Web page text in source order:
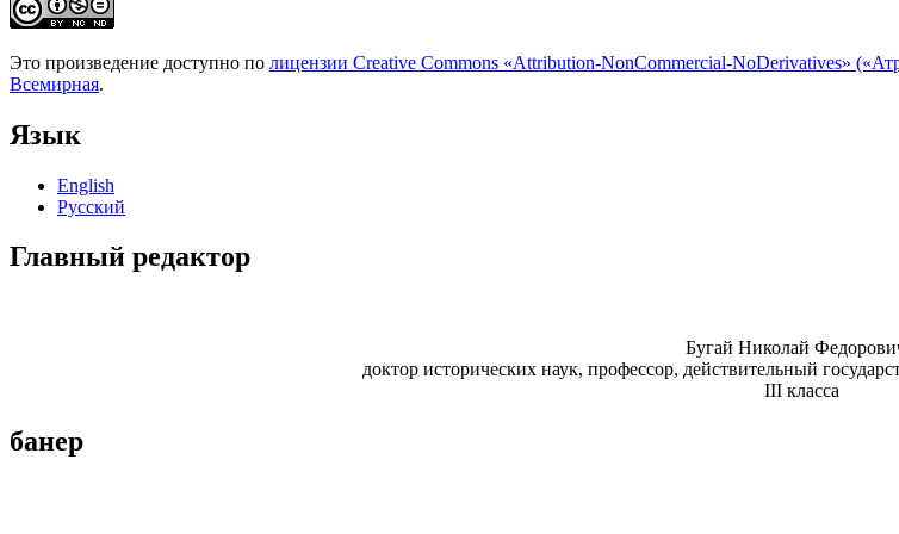
Это произведение доступно по лицензии Creative Commons «Attribution-NonCommercial-NoDerivatives»
Всемирная.
Язык
English
Русский
Главный редактор
Бугай Николай
доктор исторических наук, профессор, действительный
III класса
банер